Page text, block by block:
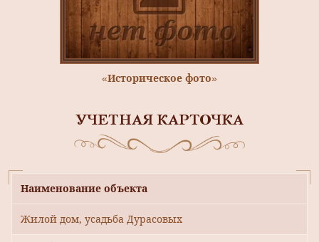
«Историческое фото»
УЧЕТНАЯ КАРТОЧКА
Наименование объекта
Жилой дом, усадьба Дурасовых